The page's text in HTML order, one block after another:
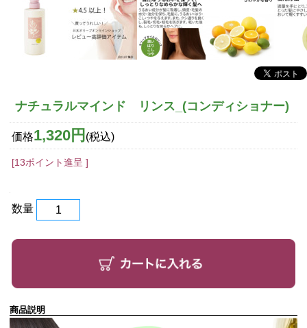
ナチュラルマインド リンス_(コンディショナー)
価格1,320円 (税込)
[13ポイント進呈 ]
数量
商品説明